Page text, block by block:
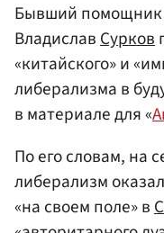
Бывший помощник
ВладиславСурков
«китайского» и
либерализма в
в материале для «
По его словам, на
либерализм
«на своем поле» в